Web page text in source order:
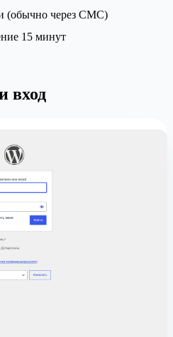
(обычно через СМС)
15 минут
вход